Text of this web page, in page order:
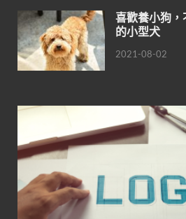
喜歡養小狗
的小型犬
2021-08-02